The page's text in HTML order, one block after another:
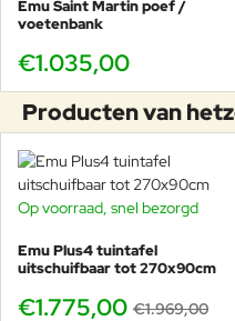
Collectie: Emu Saint Martin
Herkomst: 100% Made in Italy
Weersbestendig: Ja
Geschikt voor horeca: Ja
Cover mogelijk: Ja
Garantie: 2 jaar
Onderhoud &
Het stalen frame reinig je
schoonmaakmiddel. Emu
voorkeur droog op te bergen
Staat het meubel dicht bij zee,
reiniging en bescherming van
Emu Saint Martin poef /
voetenbank
€1.035,00
Producten van
-10%
Op voorraad, snel bezorgd
Emu Plus4 tuintafel
uitschuifbaar tot 270x90cm
€1.775,00 €1.969,00